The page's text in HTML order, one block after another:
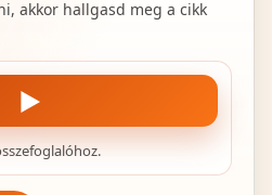
akkor hallgasd meg a cikk
▶